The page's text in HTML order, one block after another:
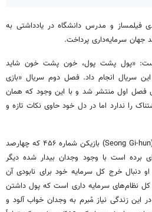
فیلمساز و مدرس دانشگاه در یادداشتی به
جهان سرمایه‌داری پرداخت.
«پول پشت پول، خون پشت خون شاید
این سریال انجام داد. فصل دوم سریال «بازی
اول منتشر شد و با این وجود که همان
را ندارد اما در دل خود حاوی نکات تازه و
(Seong Gi-hun) بازیکن شماره ۴۵۶ که چهارصد
برده است با وجود وجدان بیدار شده دیگر
دنبال خرج کل سرمایه خود برای نابودی آن
نظام‌های سرمایه داری است که پول داشتن
زندگی نیاز مُبرم به وجدان خواب آلود و